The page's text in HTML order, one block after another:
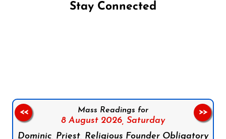
Stay Connected
Mass Readings for
8 August 2026, Saturday
Dominic, Priest, Religious Founder Obligatory
<< >>